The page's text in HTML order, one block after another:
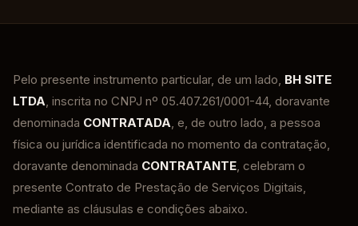
Pelo presente instrumento particular, de um lado, BH SITE
LTDA, inscrita no CNPJ nº 05.407.261/0001-44, doravante
denominada CONTRATADA, e, de outro lado, a pessoa
física ou jurídica identificada no momento da contratação,
doravante denominada CONTRATANTE, celebram o
presente Contrato de Prestação de Serviços Digitais,
mediante as cláusulas e condições abaixo.